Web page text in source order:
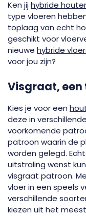
Ken jijhybride
type vloeren
toplaag van echt
geschikt voor
nieuwe hybride
voor jou zijn?
Visgraat,
Kies je voor een
deze in
voorkomende
patroon waarin de
worden gelegd.
uitstraling wenst
visgraat patroon.
vloer in een speels
verschillende
kiezen uit het